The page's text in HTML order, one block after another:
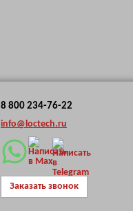
8 800 234-76-22
info@loctech.ru
Заказать звонок